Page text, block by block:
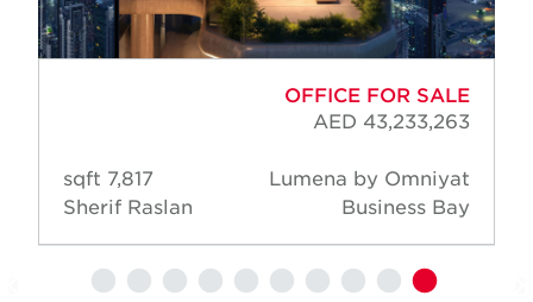
OFFICE FOR SALE
AED 43,233,263
Lumena by Omniyat
Business Bay
7,817 sqft
Sherif Raslan